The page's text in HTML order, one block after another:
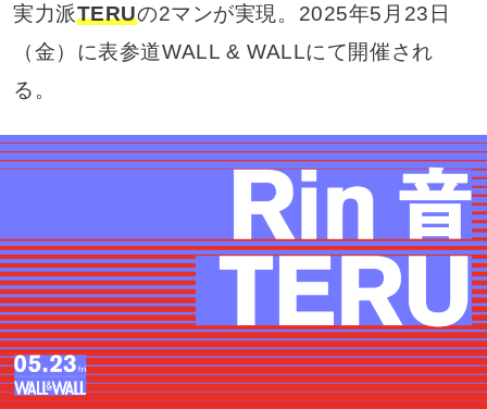
実力派TERUの2マンが実現。2025年5月23日
（金）に表参道WALL & WALLにて開催され
る。